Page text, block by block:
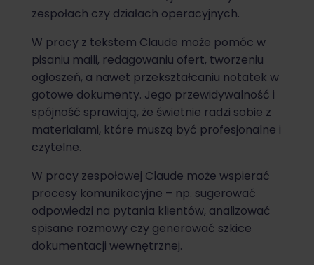
zespołach czy działach operacyjnych.
W pracy z tekstem Claude może pomóc w
pisaniu maili, redagowaniu ofert, tworzeniu
ogłoszeń, a nawet przekształcaniu notatek w
gotowe dokumenty. Jego przewidywalność i
spójność sprawiają, że świetnie radzi sobie z
materiałami, które muszą być profesjonalne i
czytelne.
W pracy zespołowej Claude może wspierać
procesy komunikacyjne – np. sugerować
odpowiedzi na pytania klientów, analizować
spisane rozmowy czy generować szkice
dokumentacji wewnętrznej.